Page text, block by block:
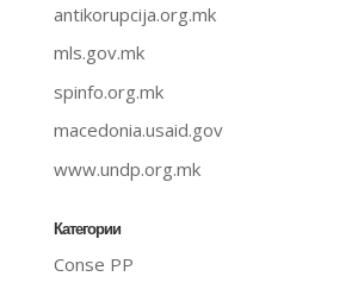
antikorupcija.org.mk
mls.gov.mk
spinfo.org.mk
macedonia.usaid.gov
www.undp.org.mk
Категории
Conse PP